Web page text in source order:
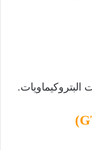
البتروكيماويات.